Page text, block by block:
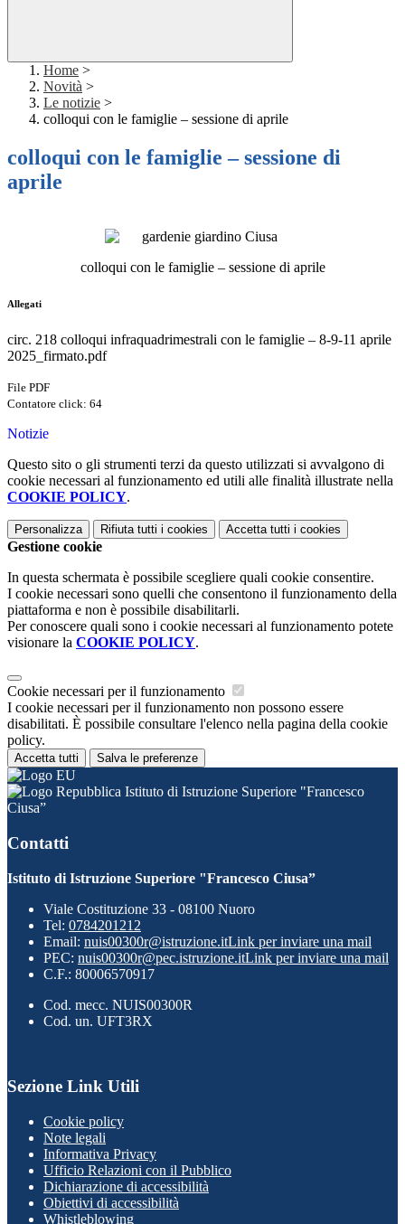
Home >
Novità >
Le notizie >
colloqui con le famiglie – sessione di aprile
colloqui con le famiglie – sessione di
aprile
colloqui con le famiglie – sessione di aprile
Allegati
circ. 218 colloqui infraquadrimestrali con le famiglie – 8-9-11 aprile
2025_firmato.pdf
File PDF
Contatore click: 64
Notizie
Questo sito o gli strumenti terzi da questo utilizzati si avvalgono di
cookie necessari al funzionamento ed utili alle finalità illustrate nella
COOKIE POLICY.
Personalizza Rifiuta tutti i cookies Accetta tutti i cookies
Gestione cookie
In questa schermata è possibile scegliere quali cookie consentire.
I cookie necessari sono quelli che consentono il funzionamento della
piattaforma e non è possibile disabilitarli.
Per conoscere quali sono i cookie necessari al funzionamento potete
visionare la COOKIE POLICY.
Cookie necessari per il funzionamento
I cookie necessari per il funzionamento non possono essere
disabilitati. È possibile consultare l'elenco nella pagina della cookie
policy.
Accetta tutti Salva le preferenze
Istituto di Istruzione Superiore "Francesco
Ciusa”
Contatti
Istituto di Istruzione Superiore "Francesco Ciusa”
Viale Costituzione 33 - 08100 Nuoro
Tel: 0784201212
Email: nuis00300r@istruzione.itLink per inviare una mail
PEC: nuis00300r@pec.istruzione.itLink per inviare una mail
C.F.: 80006570917
Cod. mecc. NUIS00300R
Cod. un. UFT3RX
Sezione Link Utili
Cookie policy
Note legali
Informativa Privacy
Ufficio Relazioni con il Pubblico
Dichiarazione di accessibilità
Obiettivi di accessibilità
Whistleblowing